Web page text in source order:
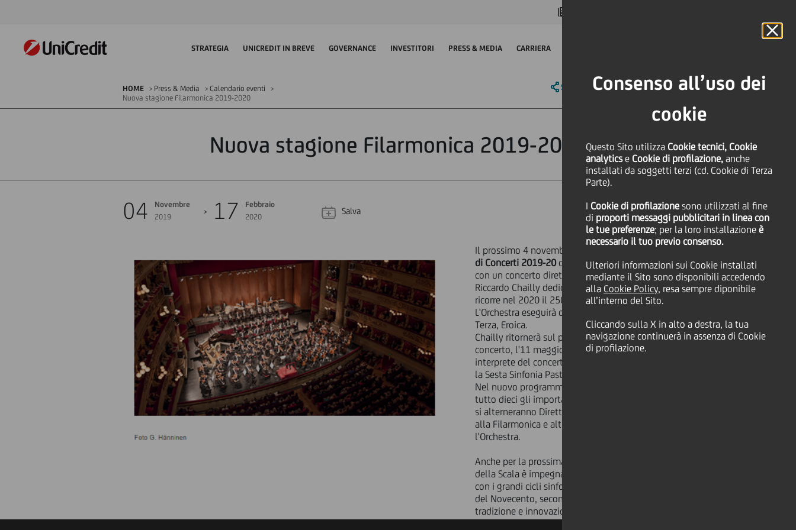
Consenso all’uso dei
cookie
Questo Sito utilizza Cookie tecnici, Cookie
analyticse Cookie di profilazione, anche
installati da soggetti terzi (cd. Cookie di Terza
Parte).
I Cookie di profilazione sono utilizzati al fine
di proporti messaggi pubblicitari in linea con
le tue preferenze; per la loro installazione è
necessario il tuo previo consenso.
Ulteriori informazioni sui Cookie installati
mediante il Sito sono disponibili accedendo
alla Cookie Policy, resa sempre diponibile
all’interno del Sito.
Cliccando sulla X in alto a destra, la tua
navigazione continuerà in assenza di Cookie
di profilazione.
STRATEGIA UNICREDIT IN BREVE GOVERNANCE INVESTITORI PRESS & MEDIA CARRIERA
HOME Press & Media
Calendario eventi
Nuova stagione Filarmonica 2019-2020
SHARE PRINT SEND
Nuova stagione Filarmonica 2019-2020
04
Novembre
2019
17
Febbraio
2020
Salva Cultura & società
Il prossimo 4 novembre si inaugurerà la
Stagione
di Concerti 2019-20 della Filarmonica della Scala
con un concerto diretto dal Direttore Principale
Riccardo Chailly dedicato a Beethoven, di cui
ricorre nel 2020 il 250° anniversario della nascita.
L'Orchestra eseguirà due Sinfonie, la Seconda e la
Terza, Eroica.
Chailly ritornerà sul podio per un secondo
concerto, l'11 maggio 2020, con Kavakos
interprete del concerto per violino di Beethoven e
la Sesta Sinfonia Pastorale.
Nel nuovo programma della Stagione, saranno in
tutto dieci gli importanti concerti durante i quali
si alterneranno Direttori e Solisti da tempo vicini
alla Filarmonica e altri al loro debutto con
l'Orchestra.
Anche per la prossima stagione, la Filarmonica
della Scala è impegnata nella Stagione Sinfonica
con i grandi cicli sinfonici classici accanto a opere
del Novecento, secondo lo stile dell'orchestra, fra
tradizione e innovazione.